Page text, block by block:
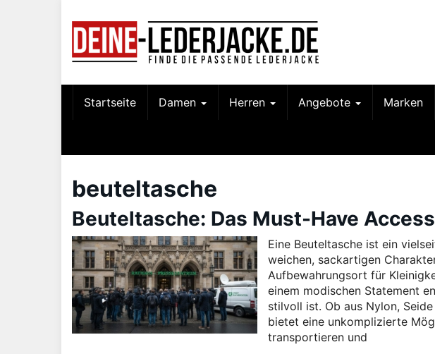
Startseite Damen Herren Angebote Marken
beuteltasche
Beuteltasche: Das Must-Have
Eine Beuteltasche ist ein
weichen, sackartigen
Aufbewahrungsort für
einem modischen Statement
stilvoll ist. Ob aus Nylon,
bietet eine unkomplizierte
transportieren und